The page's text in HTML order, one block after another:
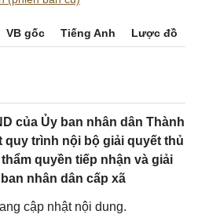
VB gốc Tiếng Anh Lược đồ
của Ủy ban nhân dân Thành
quy trình nội bộ giải quyết thủ
quyền tiếp nhận và giải
nhân dân cấp xã
cập nhật nội dung.